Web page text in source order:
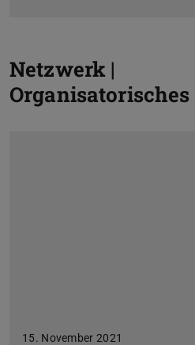
Netzwerk |
Organisatorisches
15. November 2021